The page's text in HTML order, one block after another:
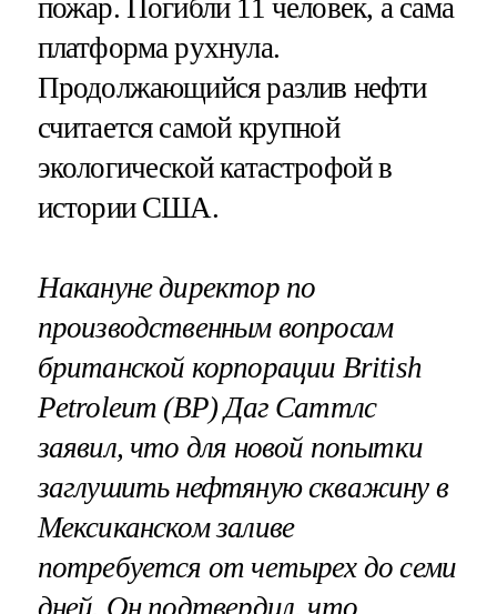
пожар. Погибли 11 человек, а сама
платформа рухнула.
Продолжающийся разлив нефти
считается самой крупной
экологической катастрофой в
истории США.
Накануне директор по
производственным вопросам
британской корпорации British
Petroleum (BP) Даг Саттлс
заявил, что для новой попытки
заглушить нефтяную скважину в
Мексиканском заливе
потребуется от четырех до семи
дней. Он подтвердил, что